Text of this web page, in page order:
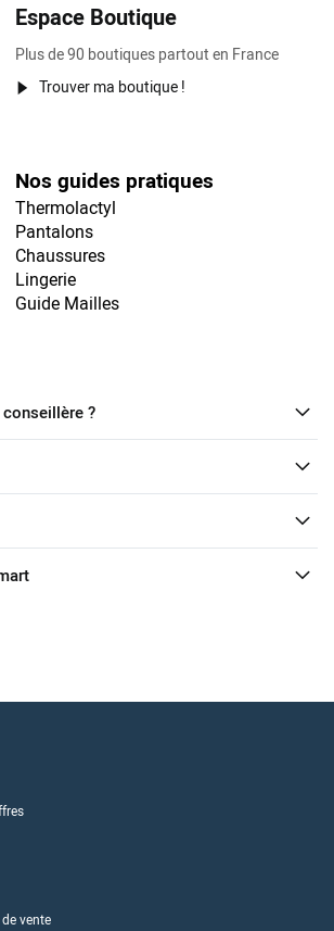
Espace Boutique
Plus de 90 boutiques partout en France
Trouver ma boutique !
Nos guides pratiques
Thermolactyl
Pantalons
Chaussures
Lingerie
Guide Mailles
?
vente